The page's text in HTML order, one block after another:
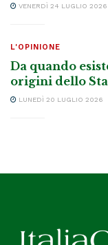
VENERDÌ 24 LUGLIO 2026
L'OPINIONE
Da quando
origini dello
LUNEDÌ 20 LUGLIO 2026